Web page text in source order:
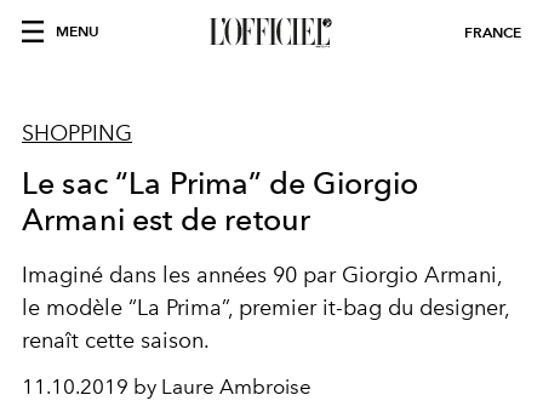
MENU FRANCE
SHOPPING
Le sac “La Prima” de Giorgio
Armani est de retour
Imaginé dans les années 90 par Giorgio Armani,
le modèle “La Prima”, premier it-bag du designer,
renaît cette saison.
11.10.2019 by Laure Ambroise